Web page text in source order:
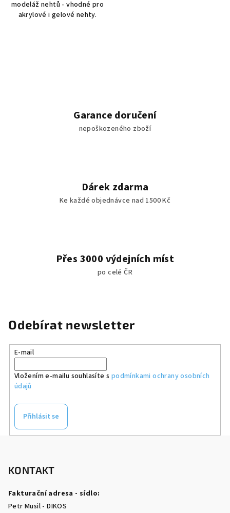
modeláž nehtů - vhodné pro
akrylové i gelové nehty.
Garance doručení
nepoškozeného zboží
Dárek zdarma
Ke každé objednávce nad 1500 Kč
Přes 3000 výdejních míst
po celé ČR
Odebírat newsletter
E-mail
Vložením e-mailu souhlasíte s podmínkami ochrany osobních
údajů
Přihlásit se
KONTAKT
Fakturační adresa - sídlo:
Petr Musil - DIKOS